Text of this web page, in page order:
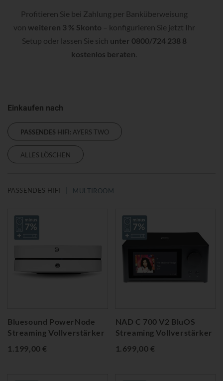
Profitieren Sie bei Zahlung per Banküberweisung
von weiteren 3 % Skonto – konfigurieren Sie jetzt Ihr
Setup oder lassen Sie sich unter 0800/724 238 8
kostenlos beraten.
Einkaufen nach
PASSENDES HIFI: AYERS TWO
ALLES LÖSCHEN
PASSENDES HIFI MULTIROOM
Bluesound PowerNode
Streaming Vollverstärker
1.199,00 €
NAD C 700 V2 BluOS
Streaming Vollverstärker
1.699,00 €